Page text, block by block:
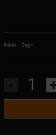
Color : Elegir